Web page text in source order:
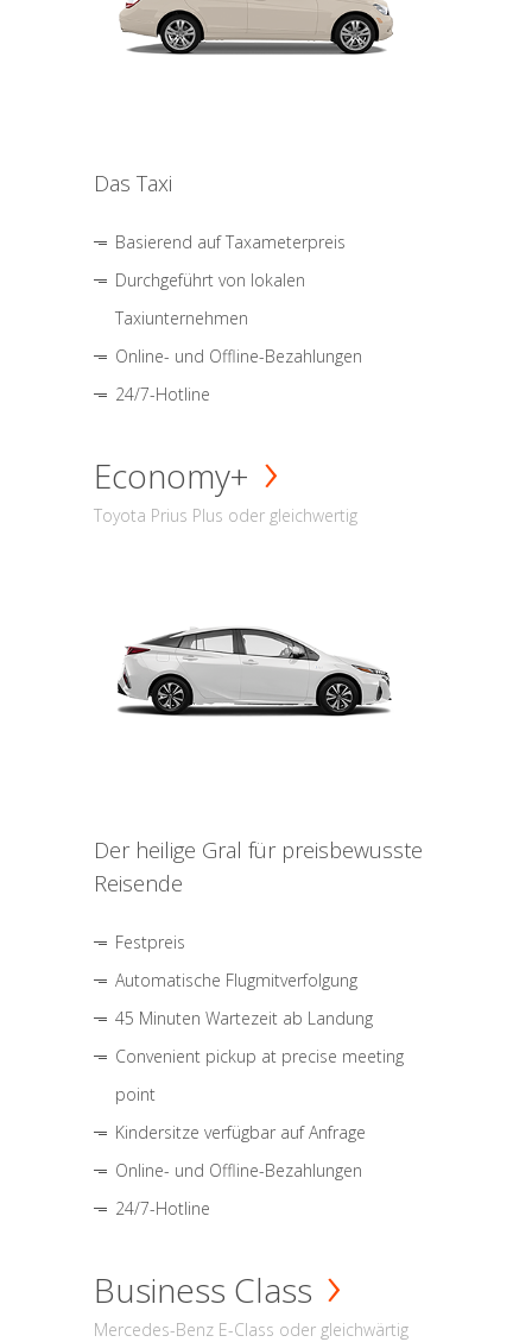
Das Taxi
Basierend auf Taxameterpreis
Durchgeführt von lokalen
Taxiunternehmen
Online- und Offline-Bezahlungen
24/7-Hotline
Economy+
Toyota Prius Plus oder gleichwertig
Der heilige Gral für preisbewusste
Reisende
Festpreis
Automatische Flugmitverfolgung
45 Minuten Wartezeit ab Landung
Convenient pickup at precise meeting
point
Kindersitze verfügbar auf Anfrage
Online- und Offline-Bezahlungen
24/7-Hotline
Business Class
Mercedes-Benz E-Class oder gleichwärtig